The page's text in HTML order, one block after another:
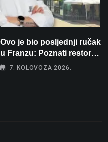
Ovo je bio posljednji ručak
u Franzu: Poznati restoran
otišao u povijest, a
7. KOLOVOZA 2026.